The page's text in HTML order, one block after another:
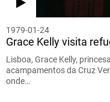
1979-01-24
Grace Kelly visita
Lisboa, Grace Kelly,
acampamentos da Cruz
onde…